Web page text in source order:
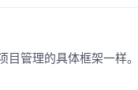
管理的具体框架一样。